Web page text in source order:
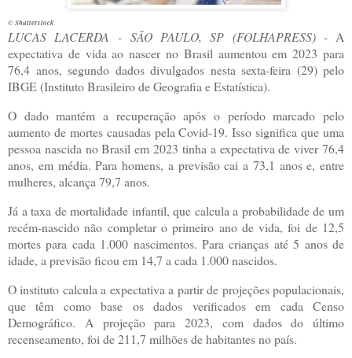
© Shutterstock
LUCAS LACERDA - SÃO PAULO, SP (FOLHAPRESS)- A
expectativa de vida ao nascer no Brasil aumentou em 2023 para
76,4 anos, segundo dados divulgados nesta sexta-feira (29) pelo
IBGE (Instituto Brasileiro de Geografia e Estatística).
O dado mantém a recuperação após o período marcado pelo
aumento de mortes causadas pela Covid-19. Isso significa que uma
pessoa nascida no Brasil em 2023 tinha a expectativa de viver 76,4
anos, em média. Para homens, a previsão cai a 73,1 anos e, entre
mulheres, alcança 79,7 anos.
Já a taxa de mortalidade infantil, que calcula a probabilidade de um
recém-nascido não completar o primeiro ano de vida, foi de 12,5
mortes para cada 1.000 nascimentos. Para crianças até 5 anos de
idade, a previsão ficou em 14,7 a cada 1.000 nascidos.
O instituto calcula a expectativa a partir de projeções populacionais,
que têm como base os dados verificados em cada Censo
Demográfico. A projeção para 2023, com dados do último
recenseamento, foi de 211,7 milhões de habitantes no país.